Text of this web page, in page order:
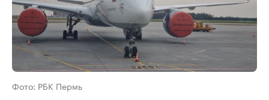
Фото: РБК Пермь